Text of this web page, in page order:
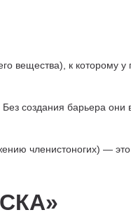
вещества), к которому у
создания барьера они
членистоногих) —